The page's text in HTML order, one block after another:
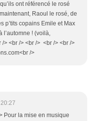
ont référencé le rosé
Raoul le rosé, de
p’tits copains Emile et Max
l’automne ! (voilà,
> <br /> <br /> <br /> <br />
/>
Pour la mise en musique